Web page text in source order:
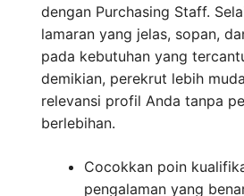
dengan Purchasing Staff.
lamaran yang jelas, sopan,
pada kebutuhan yang
demikian, perekrut lebih
relevansi profil Anda tanpa
berlebihan.
Cocokkan poin
pengalaman yang